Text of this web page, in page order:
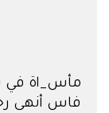
مأس_اة في
فاس أنهى